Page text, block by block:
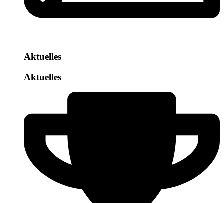
Aktuelles
Aktuelles